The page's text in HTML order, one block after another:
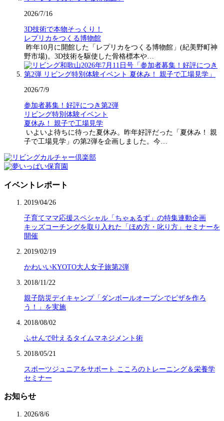
2026/7/16
3D技術で本物そっくり！
レプリカをつくる博物館
昨年10月に開館した「レプリカをつくる博物館」(紀美野町神
野市場)。3D技術を駆使した骨格標本や…
2026/7/9
参加者募集！好評につき第2弾
リビング特別体験イベント
夏休み！ 親子で工場見学
いよいよ待ちに待った夏休み。昨年好評だった「夏休み！ 親
子で工場見学」の第2弾を企画しました。今…
イベントレポート
2019/04/26
子育てママ応援スペシャル「ちゃぁるず」の特集連動企画
キッズコーチングを取り入れた「ほめ方・叱り方」セミナーを
開催
2019/02/19
かわいいKYOTO大人女子旅第2弾
2018/11/22
親子防災デイキャンプ「ダンボールオーブンでピザを作ろ
う！」を実施
2018/08/02
ふせんで叶えるタイムマネジメント術
2018/05/21
スポーツジュニアをサポート こころのトレーニング＆栄養学
セミナー
お知らせ
2026/8/6